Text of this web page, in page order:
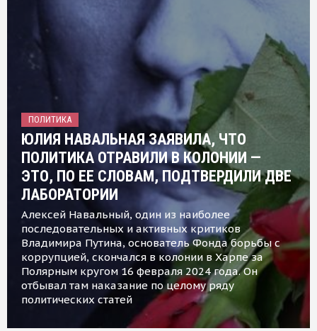
ПОЛИТИКА
ЮЛИЯ НАВАЛЬНАЯ ЗАЯВИЛА, ЧТО
ПОЛИТИКА ОТРАВИЛИ В КОЛОНИИ —
ЭТО, ПО ЕЕ СЛОВАМ, ПОДТВЕРДИЛИ ДВЕ
ЛАБОРАТОРИИ
Алексей Навальный, один из наиболее
последовательных и активных критиков
Владимира Путина, основатель Фонда борьбы с
коррупцией, скончался в колонии в Харпе за
Полярным кругом 16 февраля 2024 года. Он
отбывал там наказание по целому ряду
политических статей